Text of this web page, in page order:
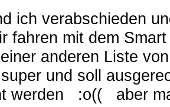
ich verabschieden
fahren mit dem
anderen Liste
und soll
werden :o(( aber